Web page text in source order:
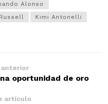
Alonso
Kimi Antonelli
oportunidad de oro
artículo